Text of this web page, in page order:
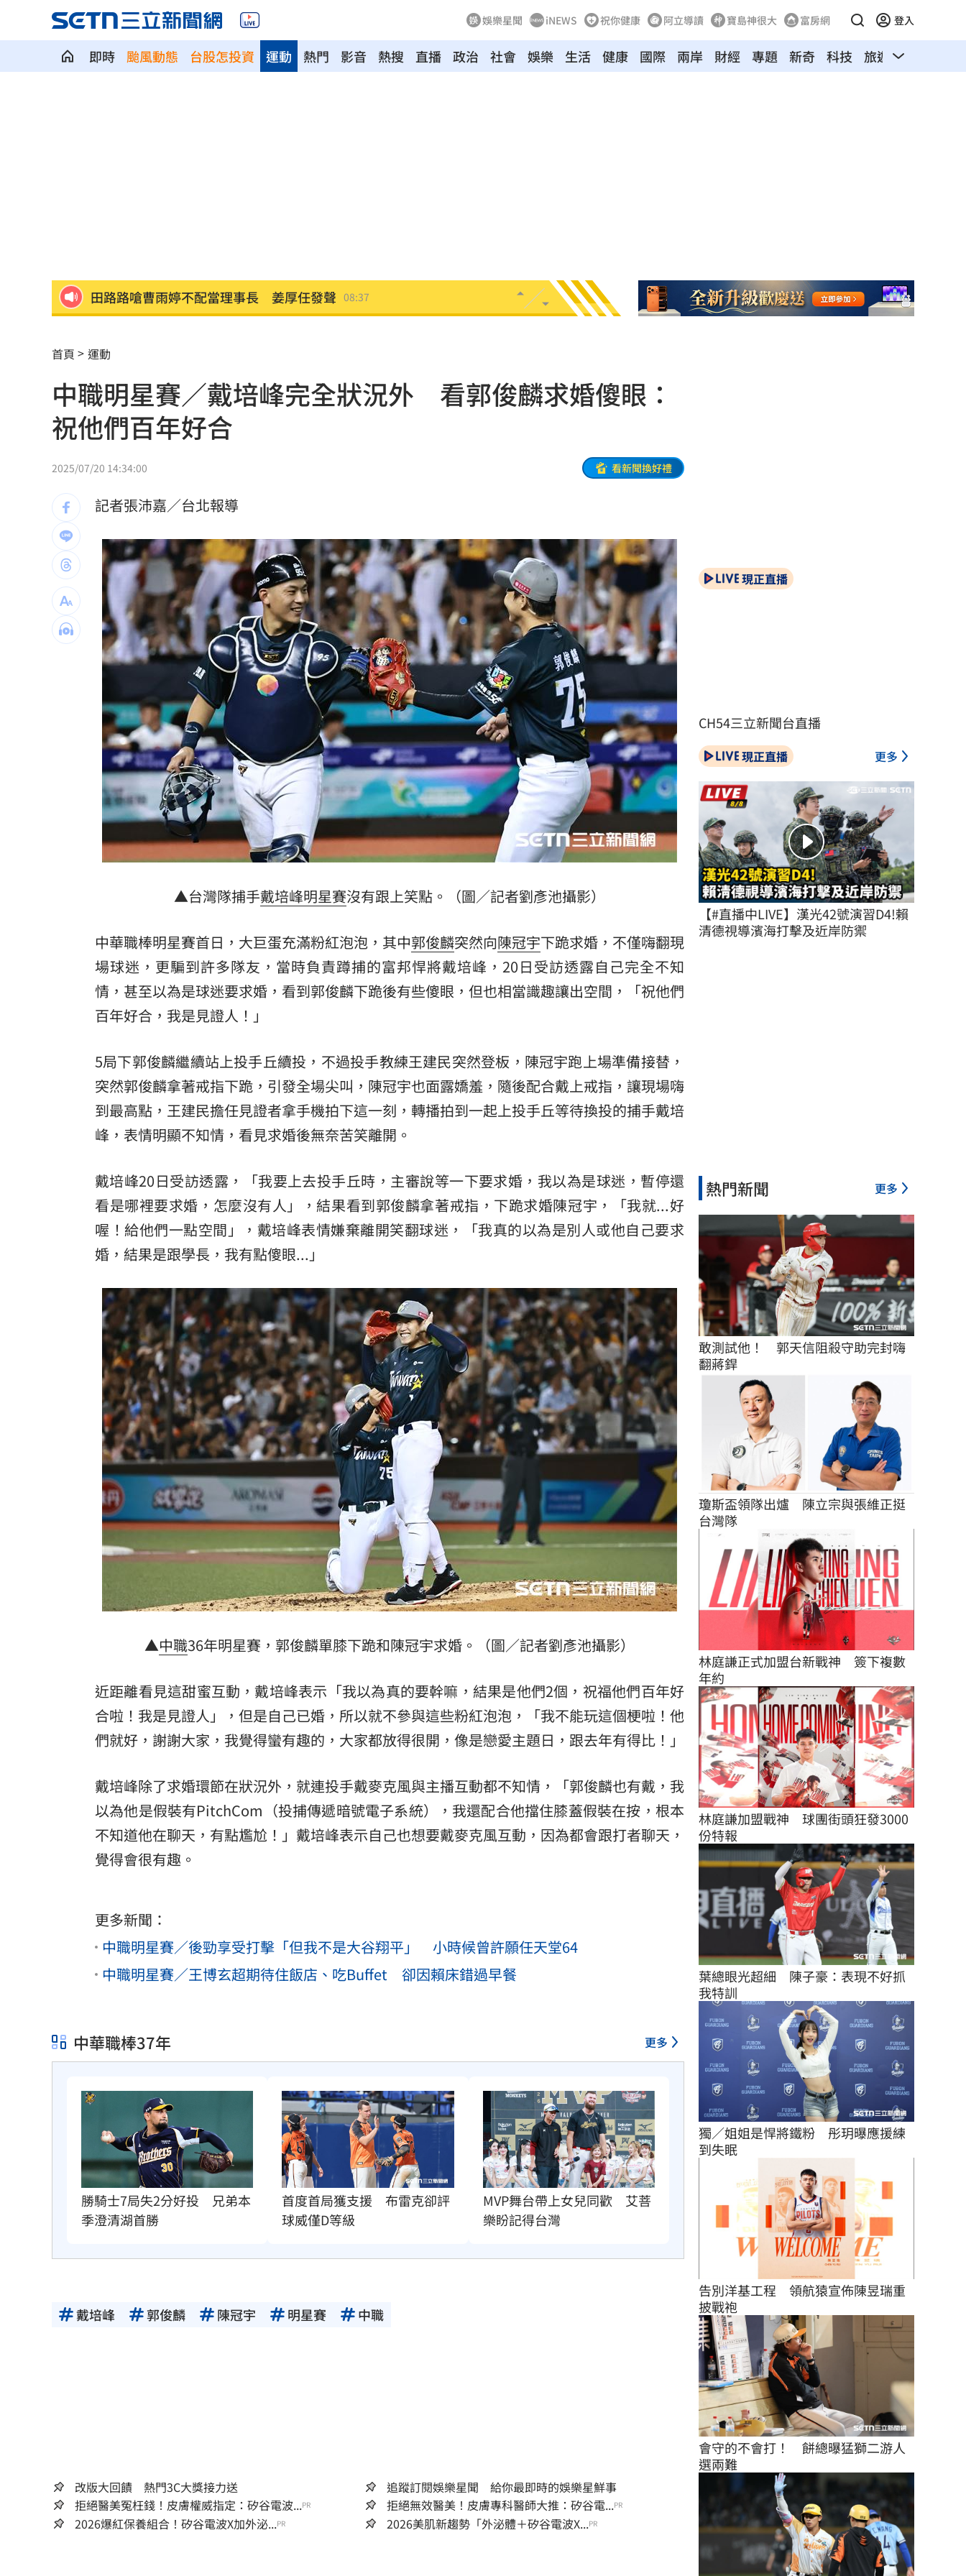
娛樂星聞 iNEWS 祝你健康 阿立導讀 寶島神很大 富房網 登入
即時 颱風動態 台股怎投資 熱門 影音 熱搜 直播 政治 社會 娛樂 生活 健康 國際 兩岸
運動 財經 專題 新奇 科技 旅遊 汽車
田路路嗆曹雨婷不配當理事長 姜厚任發聲 08:37
生技媲美哈佛！這私校擊敗頂大搶全台第1
47歲婦腹痛才知懷孕！女嬰出生全家嚇壞 08:22
林逸欣首個父親節淚崩！12條家規逼哭網
重磅跨界！《GTA6》預覽登陸「這平台」
他驚曝時間軸 揭藍白造謠「擋疫苗」始末
慈濟遭詐藍白翻車！他嘆：有些人聽不見了 08:04
醫揭「長輩吃西藥5大迷思」恐害洗腎 08:00
台中「送肉粽」撞王功漁火節？喪家急發聲 07:49
被點名疫苗詐騙幫兇！柯志恩嗆1句網罵爆 07:49
松屋小編：為何大家不來吃？網揭3大問題 07:44
白海豚勾到台灣陸地 一波波雨帶開炸北部 07:43
盤前／Fed升息警報降 台股反攻關鍵曝光 07:20
台灣彩券開獎直播中 20:31
LIVE三立+24小時直播 15:27
三立iNEWS新聞台線上直播 18:00
商場戰國來臨 台中「頂奢大道」逐漸成形 12:00
「拍片人的多重宇宙」職涯論壇9/12登場！ 10:30
8國球員齊聚高雄 Formosa 7s掀足球熱潮 10:00
理想混蛋號召粉絲跨海追星吃美食！
首頁 運動
中職明星賽／戴培峰完全狀況外 看郭俊麟求婚傻眼：
祝他們百年好合
2025/07/20 14:34:00 看新聞換好禮
記者張沛嘉／台北報導
▲台灣隊捕手戴培峰明星賽沒有跟上笑點。（圖／記者劉彥池攝影）
中華職棒明星賽首日，大巨蛋充滿粉紅泡泡，其中郭俊麟突然向陳冠宇下跪求婚，不僅嗨翻現
場球迷，更騙到許多隊友，當時負責蹲捕的富邦悍將戴培峰，20日受訪透露自己完全不知
情，甚至以為是球迷要求婚，看到郭俊麟下跪後有些傻眼，但也相當識趣讓出空間，「祝他們
百年好合，我是見證人！」
5局下郭俊麟繼續站上投手丘續投，不過投手教練王建民突然登板，陳冠宇跑上場準備接替，
突然郭俊麟拿著戒指下跪，引發全場尖叫，陳冠宇也面露嬌羞，隨後配合戴上戒指，讓現場嗨
到最高點，王建民擔任見證者拿手機拍下這一刻，轉播拍到一起上投手丘等待換投的捕手戴培
峰，表情明顯不知情，看見求婚後無奈苦笑離開。
戴培峰20日受訪透露，「我要上去投手丘時，主審說等一下要求婚，我以為是球迷，暫停還
看是哪裡要求婚，怎麼沒有人」，結果看到郭俊麟拿著戒指，下跪求婚陳冠宇，「我就...好
喔！給他們一點空間」，戴培峰表情嫌棄離開笑翻球迷，「我真的以為是別人或他自己要求
婚，結果是跟學長，我有點傻眼...」
▲中職36年明星賽，郭俊麟單膝下跪和陳冠宇求婚。（圖／記者劉彥池攝影）
近距離看見這甜蜜互動，戴培峰表示「我以為真的要幹嘛，結果是他們2個，祝福他們百年好
合啦！我是見證人」，但是自己已婚，所以就不參與這些粉紅泡泡，「我不能玩這個梗啦！他
們就好，謝謝大家，我覺得蠻有趣的，大家都放得很開，像是戀愛主題日，跟去年有得比！」
戴培峰除了求婚環節在狀況外，就連投手戴麥克風與主播互動都不知情，「郭俊麟也有戴，我
以為他是假裝有PitchCom（投捕傳遞暗號電子系統），我還配合他擋住膝蓋假裝在按，根本
不知道他在聊天，有點尷尬！」戴培峰表示自己也想要戴麥克風互動，因為都會跟打者聊天，
覺得會很有趣。
更多新聞：
中職明星賽／後勁享受打擊「但我不是大谷翔平」 小時候曾許願任天堂64
中職明星賽／王博玄超期待住飯店、吃Buffet 卻因賴床錯過早餐
中華職棒37年 更多
勝騎士7局失2分好投　兄弟本
季澄清湖首勝
首度首局獲支援　布雷克卻評
球威僅D等級
MVP舞台帶上女兒同歡　艾菩
樂盼記得台灣
戴培峰 郭俊麟 陳冠宇 明星賽 中職
改版大回饋 熱門3C大獎接力送
追蹤訂閱娛樂星聞 給你最即時的娛樂星鮮事
拒絕醫美冤枉錢！皮膚權威指定：矽谷電波...PR 拒絕無效醫美！皮膚專科醫師大推：矽谷電...PR
2026爆紅保養組合！矽谷電波X加外泌...PR 2026美肌新趨勢「外泌體＋矽谷電波X...PR
現正直播
CH54三立新聞台直播
現正直播 更多
【#直播中LIVE】漢光42號演習D4!賴
清德視導濱海打擊及近岸防禦
熱門新聞 更多
敢測試他！　郭天信阻殺守助完封嗨
翻蔣銲
瓊斯盃領隊出爐　陳立宗與張維正挺
台灣隊
林庭謙正式加盟台新戰神　簽下複數
年約
林庭謙加盟戰神　球團街頭狂發3000
份特報
葉總眼光超細　陳子豪：表現不好抓
我特訓
獨／姐姐是悍將鐵粉　彤玥曝應援練
到失眠
告別洋基工程　領航猿宣佈陳昱瑞重
披戰袍
會守的不會打！　餅總曝猛獅二游人
選兩難